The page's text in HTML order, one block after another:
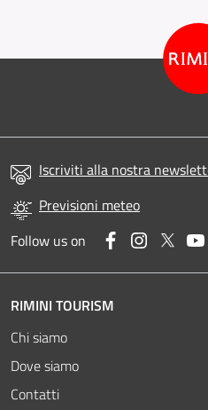
Iscriviti alla nostra
Previsioni meteo
Follow us on
FacebookInstagram
RIMINI TOURISM
Chi siamo
Dove siamo
Contatti